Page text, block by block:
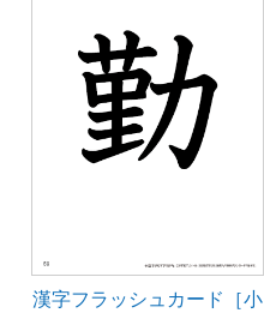
漢字フラッシュカード［小